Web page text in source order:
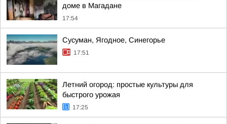
доме в Магадане
17:54
Сусуман, Ягодное, Синегорье
17:51
Летний огород: простые культуры для
быстрого урожая
17:25